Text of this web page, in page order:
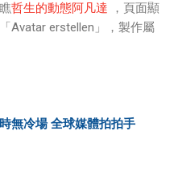
哲生的動態阿凡達 ，頁面顯
Avatar erstellen」，製作屬
無冷場 全球媒體拍拍手